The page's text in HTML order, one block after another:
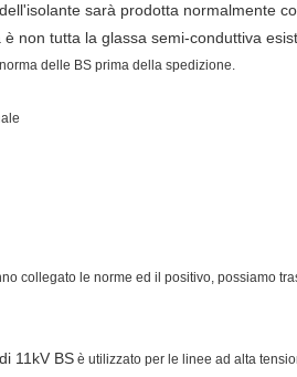
sarà prodotta normalmente
non tutta la glassa semi-conduttiva
delle BS prima della spedizione.
collegato le norme ed il positivo, possiamo
11kV BS è utilizzato per le linee ad alta